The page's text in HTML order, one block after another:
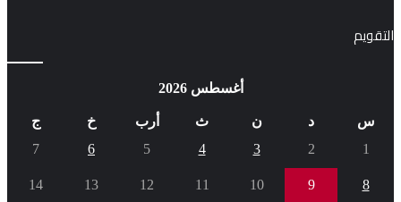
التقويم
أغسطس 2026
س د ن ث أرب خ
ج
1
2
3
4
5
6
7
8
9
10
11
12
13
14